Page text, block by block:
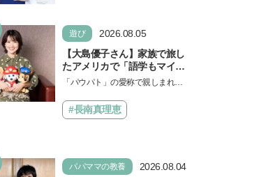
遊び
2026.08.05
【大島優子さん】家族で旅し
たアメリカで「語学もマイン
ドも！ 子どもの成長はすごか
『パウ・パトロール ザ・ダイ
ノ・ムービー』ではあきらめ
「パウパト」の愛称で親しまれる
の劇場版シリーズ第3弾、映画『パ
ウ・パトロール ザ…
#長南真理恵
パパママの教養
2026.08.04